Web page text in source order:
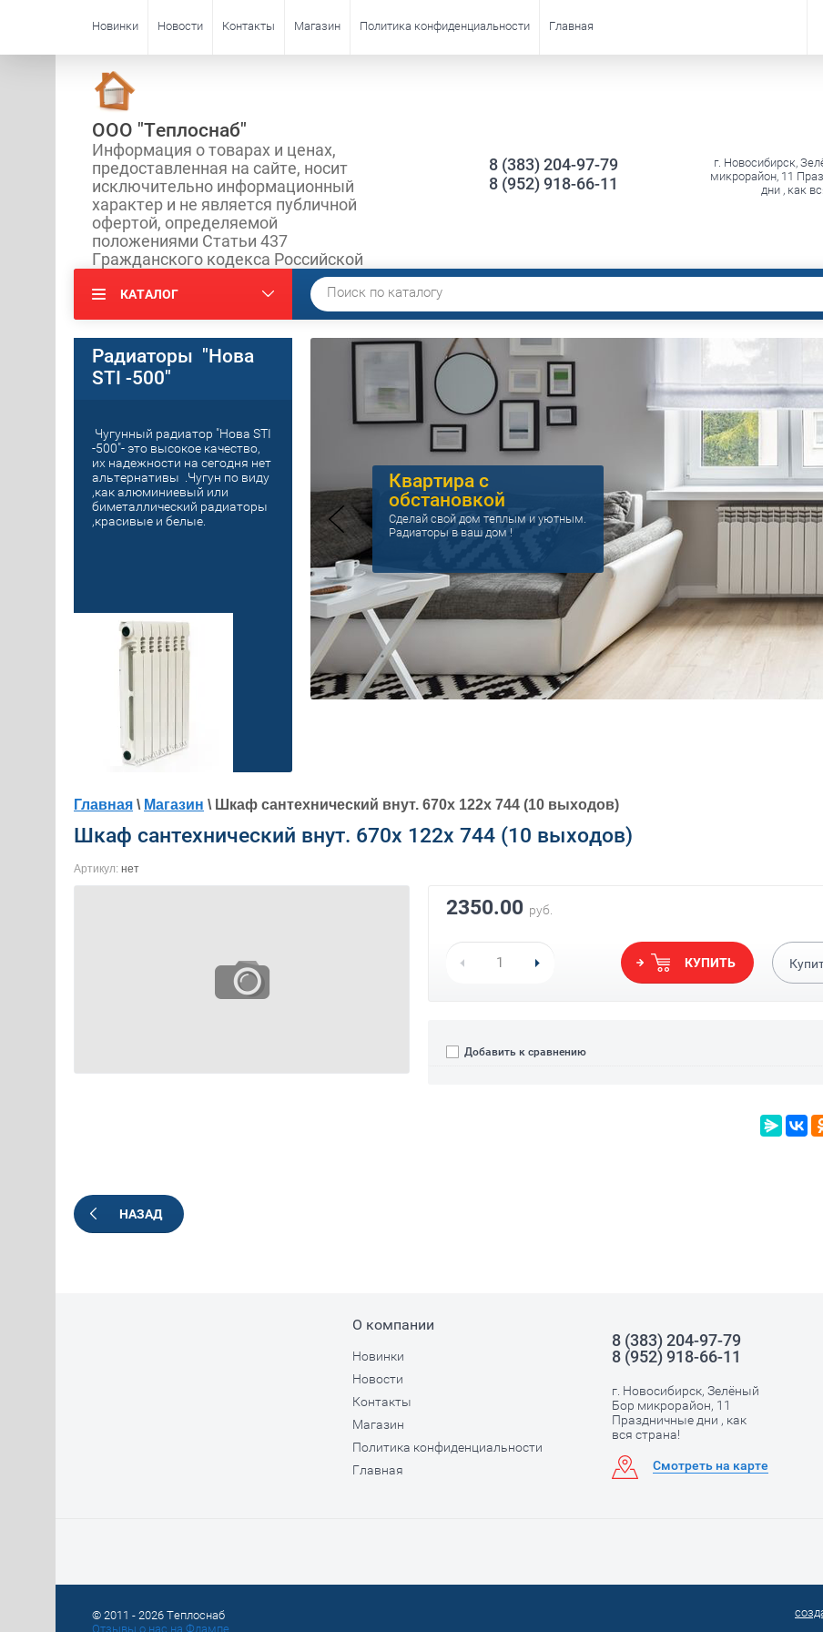
Новинки Новости Контакты Магазин Политика конфиденциальности Главная
ООО "Теплоснаб"
Информация о товарах и ценах,
предоставленная на сайте, носит
исключительно информационный
характер и не является публичной
офертой, определяемой
положениями Статьи 437
Гражданского кодекса Российской
8 (383) 204-97-79
8 (952) 918-66-11
г. Новосибирск,
микрорайон, 11
дни , как
КАТАЛОГ
Радиаторы "Нова
STI -500"
Чугунный радиатор "Нова STI
-500"- это высокое качество,
их надежности на сегодня нет
альтернативы .Чугун по виду
,как алюминиевый или
биметаллический радиаторы
,красивые и белые.
Квартира с
обстановкой
Сделай свой дом теплым и уютным.
Радиаторы в ваш дом !
Главная \ Магазин \ Шкаф сантехнический внут. 670х 122х 744 (10 выходов)
Шкаф сантехнический внут. 670х 122х 744 (10 выходов)
Артикул: нет
2350.00 руб.
КУПИТЬ
Добавить к сравнению
НАЗАД
О компании
Новинки
Новости
Контакты
Магазин
Политика конфиденциальности
Главная
8 (383) 204-97-79
8 (952) 918-66-11
г. Новосибирск, Зелёный
Бор микрорайон, 11
Праздничные дни , как
вся страна!
Смотреть на карте
© 2011 - 2026 Теплоснаб
Отзывы о нас на Флампе